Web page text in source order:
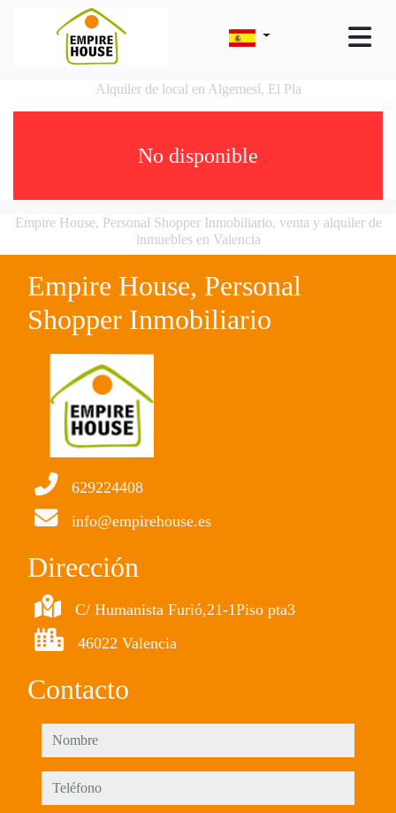
Alquiler de local en Algemesí, El Pla
No disponible
Empire House, Personal Shopper Inmobiliario, venta y alquiler de
inmuebles en Valencia
Empire House, Personal
Shopper Inmobiliario
629224408
info@empirehouse.es
Dirección
C/ Humanista Furió,21-1Piso pta3
46022 Valencia
Contacto
nombre
teléfono